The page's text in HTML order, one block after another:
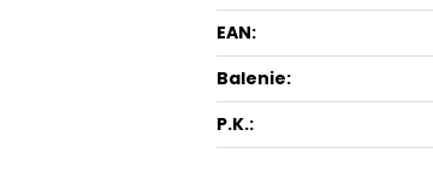
EAN:
Balenie:
P.K.: